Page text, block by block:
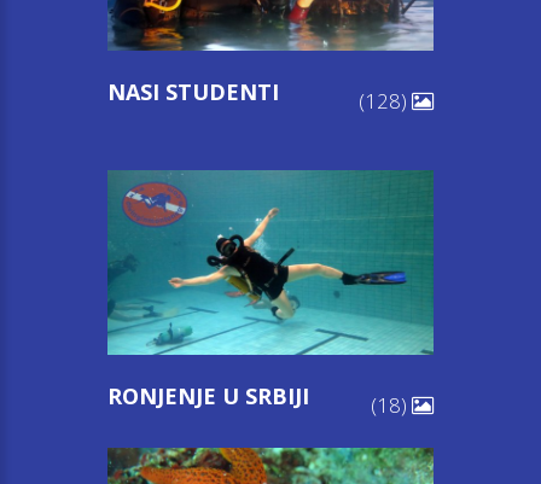
(128)
NASI STUDENTI
(18)
RONJENJE U SRBIJI